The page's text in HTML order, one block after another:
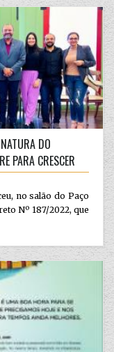
DO
PARA CRESCER
no salão do Paço
Nº 187/2022, que